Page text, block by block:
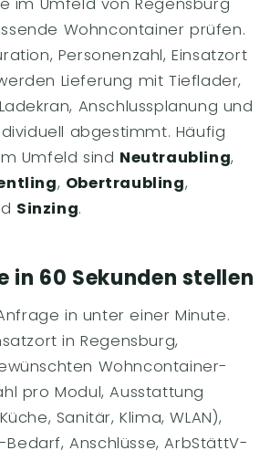
Wohncontainer prüfen.
Personenzahl, Einsatzort
Lieferung mit Tieflader,
Anschlussplanung und
abgestimmt. Häufig
Umfeld sind Neutraubling,
, Obertraubling,
Sinzing.
in 60 Sekunden stellen
in unter einer Minute.
in Regensburg,
Wohncontainer-
pro Modul, Ausstattung
Sanitär, Klima, WLAN),
Anschlüsse, ArbStättV-